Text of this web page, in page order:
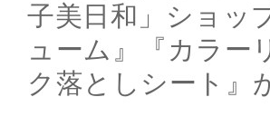
子美日和」ショッ
ューム』『カラー
ク落としシート』